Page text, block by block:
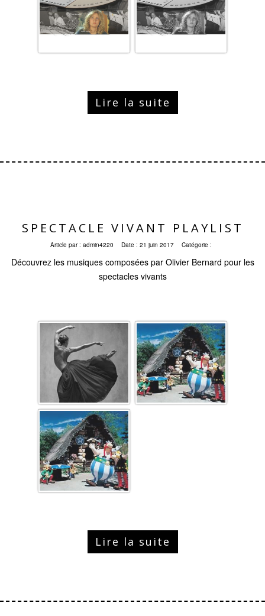
Lire la suite
SPECTACLE VIVANT PLAYLIST
Article par : admin4220 Date : 21 juin 2017 Catégorie :
Découvrez les musiques composées par Olivier Bernard pour les
spectacles vivants
Lire la suite